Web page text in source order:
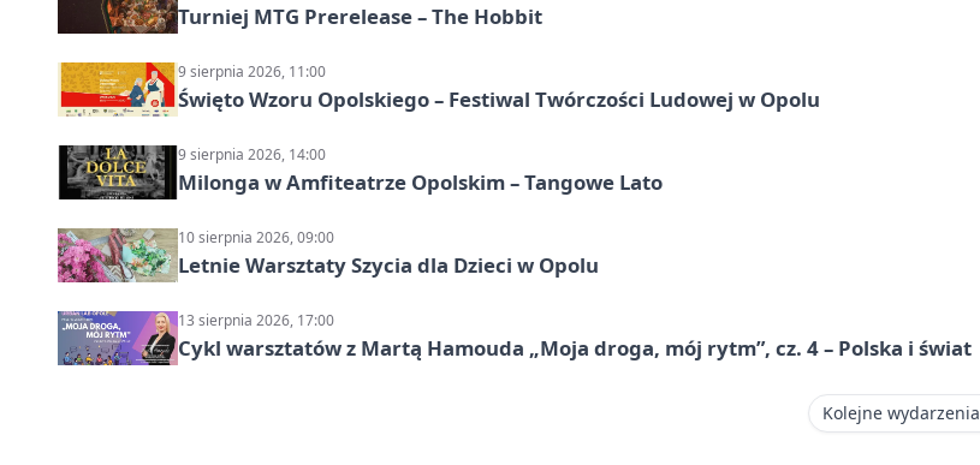
Turniej MTG Prerelease – The Hobbit
9 sierpnia 2026, 11:00
Święto Wzoru Opolskiego – Festiwal Twórczości Ludowej w Opolu
9 sierpnia 2026, 14:00
Milonga w Amfiteatrze Opolskim – Tangowe Lato
10 sierpnia 2026, 09:00
Letnie Warsztaty Szycia dla Dzieci w Opolu
13 sierpnia 2026, 17:00
Cykl warsztatów z Martą Hamouda „Moja droga, mój rytm”, cz. 4 – Polska i świat
Kolejne wydarzenia